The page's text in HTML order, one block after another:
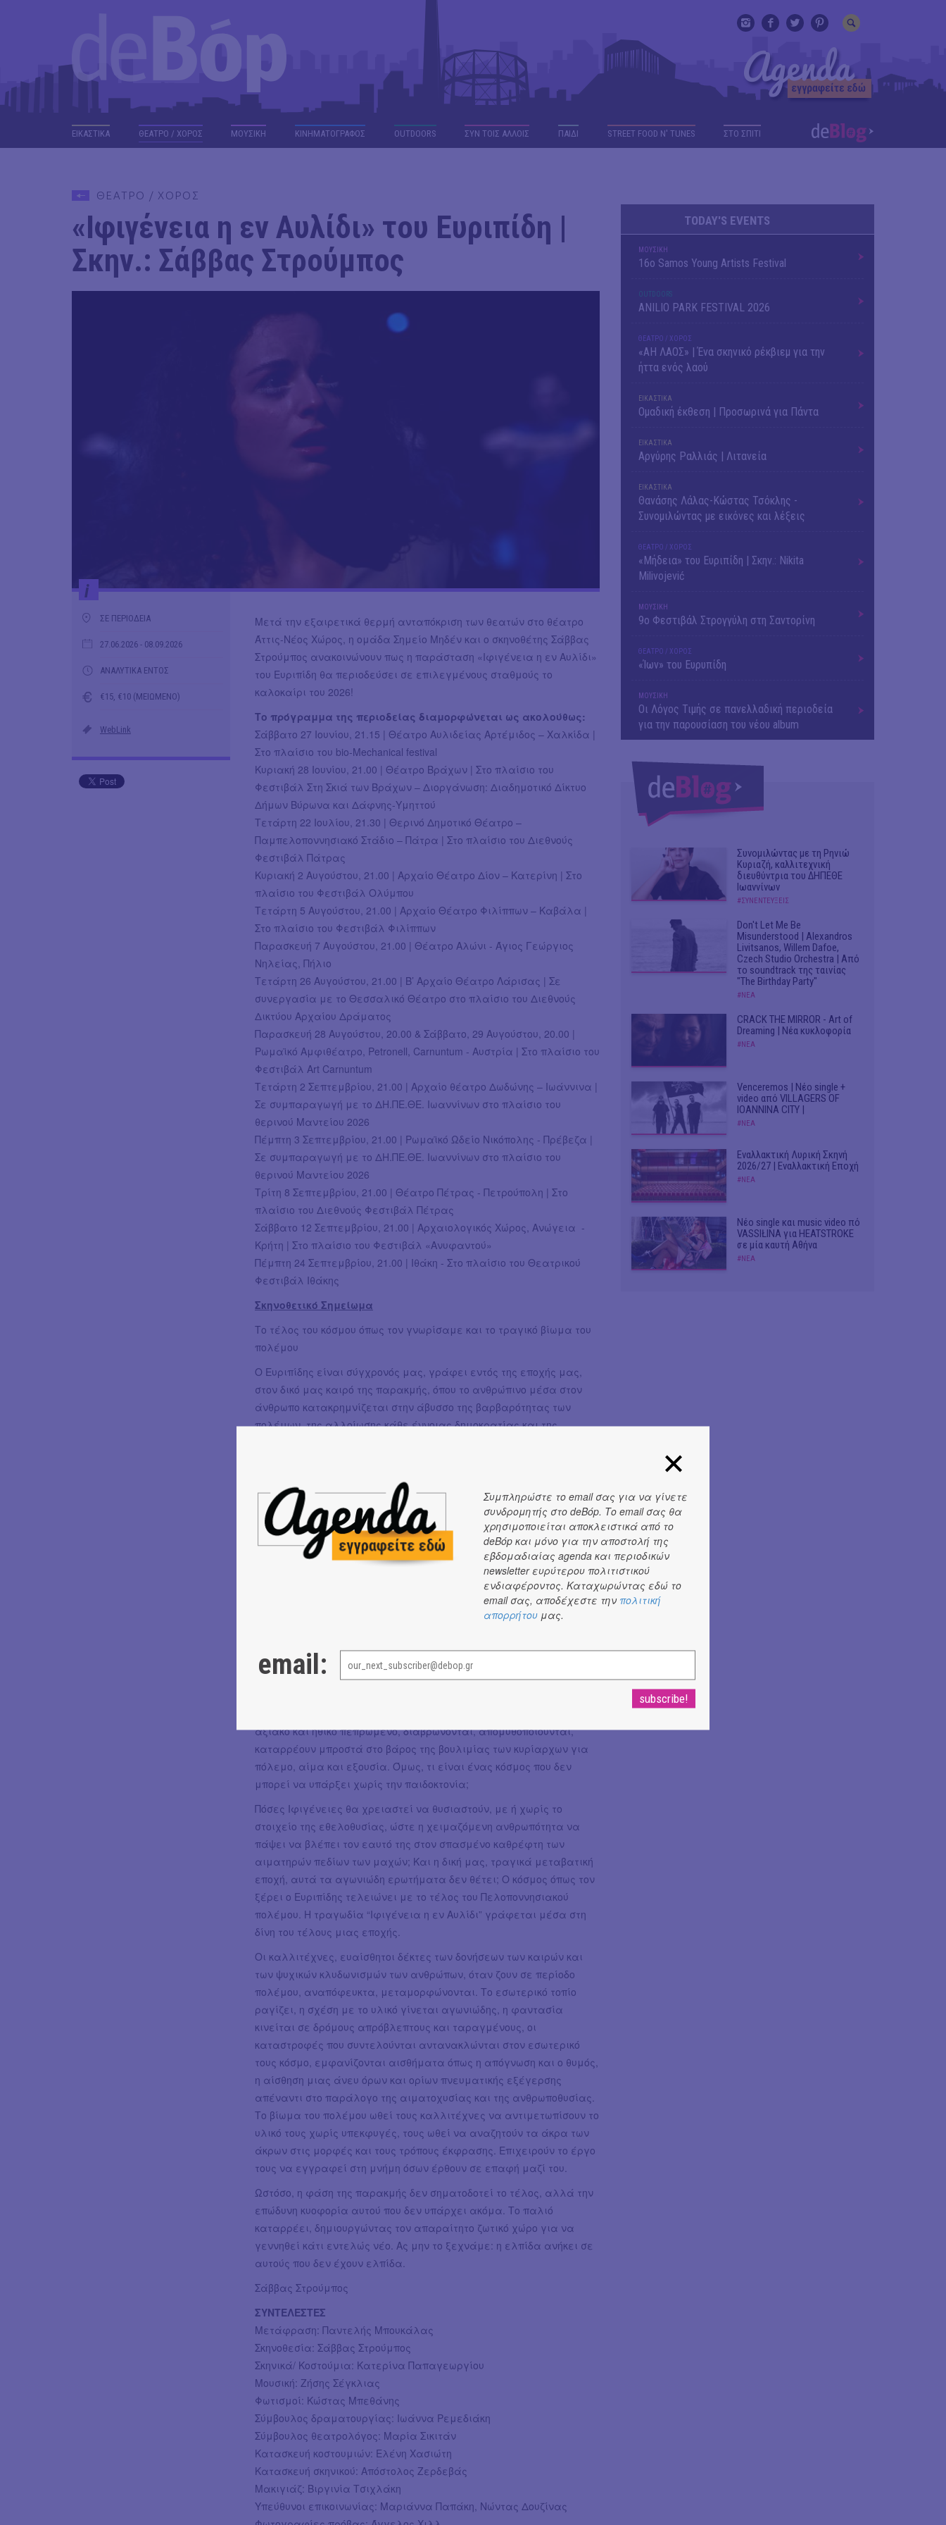
ΕΙΚΑΣΤΙΚΑ ΘΕΑΤΡΟ / ΧΟΡΟΣ ΜΟΥΣΙΚΗ ΚΙΝΗΜΑΤΟΓΡΑΦΟΣ OUTDΟORS ΣΥΝ ΤΟΙΣ ΑΛΛΟΙΣ ΠΑΙΔΙ STREET FOOD N' TUNES ΣΤΟ ΣΠΙΤΙ
ΘΕΑΤΡΟ / ΧΟΡΟΣ
«Ιφιγένεια η εν Αυλίδι» του Ευριπίδη |
Σκην.: Σάββας Στρούμπος
i
ΣΕ ΠΕΡΙΟΔΕΙΑ
27.06.2026 - 08.09.2026
ΑΝΑΛΥΤΙΚΑ ΕΝΤΟΣ
€15, €10 (ΜΕΙΩΜΕΝΟ)
WebLink
Μετά την εξαιρετικά θερμή ανταπόκριση των θεατών στο θέατρο
Άττις-Νέος Χώρος, η ομάδα Σημείο Μηδέν και ο σκηνοθέτης Σάββας
Στρούμπος ανακοινώνουν πως η παράσταση «Ιφιγένεια η εν Αυλίδι»
του Ευριπίδη θα περιοδεύσει σε επιλεγμένους σταθμούς το
καλοκαίρι του 2026!
Το πρόγραμμα της περιοδείας διαμορφώνεται ως ακολούθως:
Σάββατο 27 Ιουνίου, 21.15 | Θέατρο Αυλιδείας Αρτέμιδος – Χαλκίδα |
Στο πλαίσιο του bio-Mechanical festival
Κυριακή 28 Ιουνίου, 21.00 | Θέατρο Βράχων | Στο πλαίσιο του
Φεστιβάλ Στη Σκιά των Βράχων – Διοργάνωση: Διαδημοτικό Δίκτυο
Δήμων Βύρωνα και Δάφνης-Υμηττού
Τετάρτη 22 Ιουλίου, 21.30 | Θερινό Δημοτικό Θέατρο –
Παμπελοποννησιακό Στάδιο – Πάτρα | Στο πλαίσιο του Διεθνούς
Φεστιβάλ Πάτρας
Κυριακή 2 Αυγούστου, 21.00 | Αρχαίο Θέατρο Δίον – Κατερίνη | Στο
πλαίσιο του Φεστιβάλ Ολύμπου
Τετάρτη 5 Αυγούστου, 21.00 | Αρχαίο Θέατρο Φιλίππων – Καβάλα |
Στο πλαίσιο του Φεστιβάλ Φιλίππων
Παρασκευή 7 Αυγούστου, 21.00 | Θέατρο Αλώνι - Άγιος Γεώργιος
Νηλείας, Πήλιο
Τετάρτη 26 Αυγούστου, 21.00 | Β’ Αρχαίο Θέατρο Λάρισας | Σε
συνεργασία με το Θεσσαλικό Θέατρο στο πλαίσιο του Διεθνούς
Δικτύου Αρχαίου Δράματος
Παρασκευή 28 Αυγούστου, 20.00 & Σάββατο, 29 Αυγούστου, 20.00 |
Ρωμαϊκό Αμφιθέατρο, Petronell, Carnuntum - Αυστρία | Στο πλαίσιο του
Φεστιβάλ Art Carnuntum
Τετάρτη 2 Σεπτεμβρίου, 21.00 | Αρχαίο θέατρο Δωδώνης – Ιωάννινα |
Σε συμπαραγωγή με το ΔΗ.ΠΕ.ΘΕ. Ιωαννίνων στο πλαίσιο του
θερινού Μαντείου 2026
Πέμπτη 3 Σεπτεμβρίου, 21.00 | Ρωμαϊκό Ωδείο Νικόπολης - Πρέβεζα |
Σε συμπαραγωγή με το ΔΗ.ΠΕ.ΘΕ. Ιωαννίνων στο πλαίσιο του
θερινού Μαντείου 2026
Τρίτη 8 Σεπτεμβρίου, 21.00 | Θέατρο Πέτρας - Πετρούπολη | Στο
πλαίσιο του Διεθνούς Φεστιβάλ Πέτρας
Σάββατο 12 Σεπτεμβρίου, 21.00 | Αρχαιολογικός Χώρος, Ανώγεια -
Κρήτη | Στο πλαίσιο του Φεστιβάλ «Ανυφαντού»
Πέμπτη 24 Σεπτεμβρίου, 21.00 | Ιθάκη - Στο πλαίσιο του Θεατρικού
Φεστιβάλ Ιθάκης
Σκηνοθετικό Σημείωμα
Το τέλος του κόσμου όπως τον γνωρίσαμε και το τραγικό βίωμα του
πολέμου
Ο Ευριπίδης είναι σύγχρονός μας, γράφει εντός της εποχής μας,
στον δικό μας καιρό της παρακμής, όπου το ανθρώπινο μέσα στον
άνθρωπο κατακρημνίζεται στην άβυσσο της βαρβαρότητας των
πολέμων, της αλλοίωσης κάθε έννοιας δημοκρατίας και της
αποκαλύπτει τις στιβάδες των καταστροφών που συσσωρεύονται σε
έναν κόσμο που ούτε μπορεί να γυρίσει πίσω σε ένα ιδανικό ή
ηρωικό παρελθόν, ούτε μπορεί να προχωρήσει προς ένα κάποιο
μέλλον, εθελοτυφλώντας για την τωρινή του κατάστασή, όπου
άνθρωποι και κυρίως παιδιά, μετατρέπονται, χωρίς κανένα έλεος,
Στην “Ιφιγένεια η εν Αυλίδι” ο κόσμος βαδίζει στο χείλος της
αβύσσου, χωρίς αέρα και χωρίς διέξοδο από τον παραλογισμό του
βρισκόμαστε σε αυτή την αιχμή του χρόνου όπου ιερά έθιμα όπως η
ικεσία, δομικές και βαθιά συμβολικές σχέσεις όπως η πατρότητα,
αξιακό και ηθικό πεπρωμένο, διαβρώνονται, απομυθοποιούνται,
καταρρέουν μπροστά στο βάρος της βουλιμίας των κυρίαρχων για
πόλεμο, αίμα και εξουσία. Όμως, τι είναι ένας κόσμος που δεν
μπορεί να υπάρξει χωρίς την παιδοκτονία;
Πόσες Ιφιγένειες θα χρειαστεί να θυσιαστούν, με ή χωρίς το
στοιχείο της εθελοθυσίας, ώστε η χειμαζόμενη ανθρωπότητα να
πάψει να βλέπει τον εαυτό της στον σπασμένο καθρέφτη των
αιματηρών πεδίων των μαχών; Και η δική μας, τραγικά μεταβατική
εποχή, αυτά τα αγωνιώδη ερωτήματα δεν θέτει; Ο κόσμος όπως τον
ξέρει ο Ευριπίδης τελειώνει με το τέλος του Πελοποννησιακού
πολέμου. Η τραγωδία “Ιφιγένεια η εν Αυλίδι” γράφεται μέσα στη
δίνη του τέλους μιας εποχής.
Οι καλλιτέχνες, ευαίσθητοι δέκτες των δονήσεων των καιρών και
των ψυχικών κλυδωνισμών των ανθρώπων, όταν ζουν σε περίοδο
πολέμου, αναπόφευκτα, μεταμορφώνονται. Το εσωτερικό τοπίο
ραγίζει, η σχέση με το υλικό γίνεται αγωνιώδης, η φαντασία
κινείται σε δρόμους απρόβλεπτους και ταραγμένους, οι
καταστροφές που συντελούνται αντανακλώνται στον εσωτερικό
τους κόσμο, εμφανίζονται αισθήματα όπως η απόγνωση και ο θυμός,
η αίσθηση μιας άνευ όρων και ορίων πνευματικής εξέγερσης
απέναντι στο παράλογο της αιματοχυσίας και της ανθρωποθυσίας.
Το βίωμα του πολέμου ωθεί τους καλλιτέχνες να αντιμετωπίσουν το
υλικό τους χωρίς υπεκφυγές, τους ωθεί να αναζητούν τα άκρα των
άκρων στις μορφές και τους τρόπους έκφρασης. Επιχειρούν το έργο
τους να εγγραφεί στη μνήμη όσων έρθουν σε επαφή μαζί του.
Ωστόσο, η φάση της παρακμής δεν σηματοδοτεί το τέλος, αλλά την
επώδυνη κυοφορία αυτού που δεν υπάρχει ακόμα. Το παλιό
καταρρέει, δημιουργώντας τον απαραίτητο ζωτικό χώρο για να
γεννηθεί κάτι εντελώς νέο. Ας μην το ξεχνάμε: η ελπίδα ανήκει σε
αυτούς που δεν έχουν ελπίδα.
Σάββας Στρούμπος
ΣΥΝΤΕΛΕΣΤΕΣ
Μετάφραση: Παντελής Μπουκάλας
Σκηνοθεσία: Σάββας Στρούμπος
Σκηνικά/ Κοστούμια: Κατερίνα Παπαγεωργίου
Μουσική: Ζήσης Σέγκλιας
Φωτισμοί: Κώστας Μπεθάνης
Σύμβουλος δραματουργίας: Ιωάννα Ρεμεδιάκη
Σύμβουλος θεατρολόγος: Μαρία Σικιτάν
Κατασκευή κοστουμιών: Ελένη Χασιώτη
Κατασκευή σκηνικού: Απόστολος Ζερδεβάς
Μακιγιάζ: Βιργινία Τσιχλάκη
Υπεύθυνοι επικοινωνίας: Μαριάννα Παπάκη, Νώντας Δουζίνας
TODAY'S EVENTS
ΜΟΥΣΙΚΗ
16o Samos Young Artists Festival
OUTDΟORS
ANILIO PARK FESTIVAL 2026
ΘΕΑΤΡΟ / ΧΟΡΟΣ
«ΑΗ ΛΑΟΣ» | Ένα σκηνικό ρέκβιεμ για την
ήττα ενός λαού
ΕΙΚΑΣΤΙΚΑ
Ομαδική έκθεση | Προσωρινά για Πάντα
ΕΙΚΑΣΤΙΚΑ
Αργύρης Ραλλιάς | Λιτανεία
ΕΙΚΑΣΤΙΚΑ
Θανάσης Λάλας-Κώστας Τσόκλης -
Συνομιλώντας με εικόνες και λέξεις
ΘΕΑΤΡΟ / ΧΟΡΟΣ
«Μήδεια» του Ευριπίδη | Σκην.: Nikita
Milivojević
ΜΟΥΣΙΚΗ
9o Φεστιβάλ Στρογγύλη στη Σαντορίνη
ΘΕΑΤΡΟ / ΧΟΡΟΣ
«Ίων» του Ευρυπίδη
ΜΟΥΣΙΚΗ
Οι Λόγος Τιμής σε πανελλαδική περιοδεία
για την παρουσίαση του νέου album
Συνομιλώντας με τη Ρηνιώ
Κυριαζή, καλλιτεχνική
διευθύντρια του ΔΗΠΕΘΕ
Ιωαννίνων
#ΣΥΝΕΝΤΕΥΞΕΙΣ
Don't Let Me Be
Misunderstood | Alexandros
Livitsanos, Willem Dafoe,
Czech Studio Orchestra | Από
το soundtrack της ταινίας
"The Birthday Party"
#ΝΕΑ
CRACK THE MIRROR - Art of
Dreaming | Νέα κυκλοφορία
#ΝΕΑ
Venceremos | Νέο single +
video από VILLAGERS OF
IOANNINA CITY |
#ΝΕΑ
Εναλλακτική Λυρική Σκηνή
2026/27 | Εναλλακτική Εποχή
#ΝΕΑ
Νέο single και music video πό
VASSIŁINA για HEATSTROKE
σε μία καυτή Αθήνα
#ΝΕΑ
Συμπληρώστε το email σας για να γίνετε
συνδρομητής στο deBόp. Το email σας θα
χρησιμοποιείται αποκλειστικά από το
deBόp και μόνο για την αποστολή της
εβδομαδιαίας agenda και περιοδικών
newsletter ευρύτερου πολιτιστικού
ενδιαφέροντος. Καταχωρώντας εδώ το
email σας, αποδέχεστε την πολιτική
απορρήτου μας.
email: